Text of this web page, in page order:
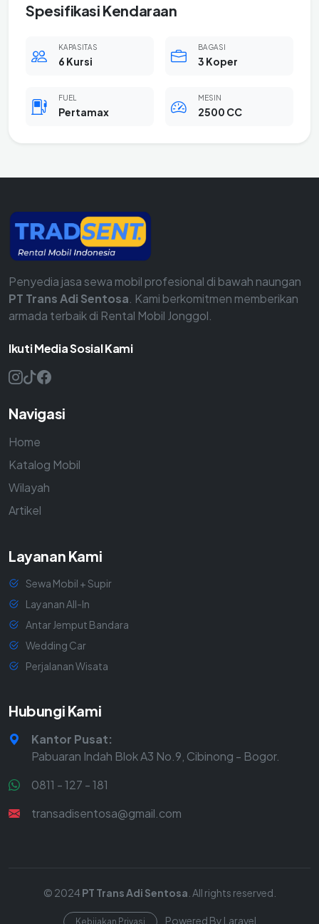
Spesifikasi Kendaraan
KAPASITAS
6 Kursi
BAGASI
3 Koper
FUEL
Pertamax
MESIN
2500 CC
Penyedia jasa sewa mobil profesional di bawah naungan
PT Trans Adi Sentosa . Kami berkomitmen memberikan
armada terbaik di Rental Mobil Jonggol.
Ikuti Media Sosial Kami
Navigasi
Home
Katalog Mobil
Wilayah
Artikel
Layanan Kami
Sewa Mobil + Supir
Layanan All-In
Antar Jemput Bandara
Wedding Car
Perjalanan Wisata
Hubungi Kami
Kantor Pusat:
Pabuaran Indah Blok A3 No.9, Cibinong - Bogor.
0811 - 127 - 181
transadisentosa@gmail.com
© 2024 PT Trans Adi Sentosa . All rights reserved.
Kebijakan Privasi Powered By Laravel